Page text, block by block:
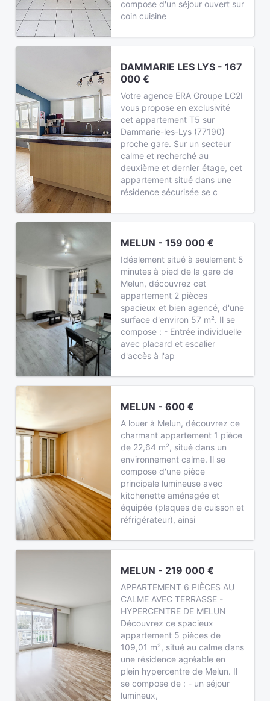
compose d'un séjour ouvert sur
coin cuisine
DAMMARIE LES LYS - 167
000 €
Votre agence ERA Groupe LC2I
vous propose en exclusivité
cet appartement T5 sur
Dammarie-les-Lys (77190)
proche gare. Sur un secteur
calme et recherché au
deuxième et dernier étage, cet
appartement situé dans une
résidence sécurisée se c
MELUN - 159 000 €
Idéalement situé à seulement 5
minutes à pied de la gare de
Melun, découvrez cet
appartement 2 pièces
spacieux et bien agencé, d'une
surface d'environ 57 m². Il se
compose : - Entrée individuelle
avec placard et escalier
d'accès à l'ap
MELUN - 600 €
A louer à Melun, découvrez ce
charmant appartement 1 pièce
de 22,64 m², situé dans un
environnement calme. Il se
compose d'une pièce
principale lumineuse avec
kitchenette aménagée et
équipée (plaques de cuisson et
réfrigérateur), ainsi
MELUN - 219 000 €
APPARTEMENT 6 PIÈCES AU
CALME AVEC TERRASSE -
HYPERCENTRE DE MELUN
Découvrez ce spacieux
appartement 5 pièces de
109,01 m², situé au calme dans
une résidence agréable en
plein hypercentre de Melun. Il
se compose de : - un séjour
lumineux,